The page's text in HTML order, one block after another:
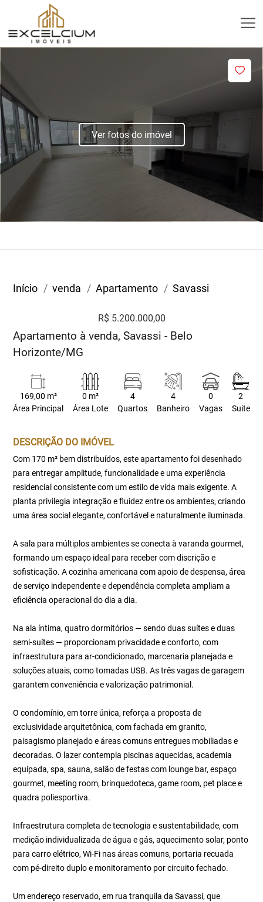
Ver fotos do imóvel
Início venda Apartamento Savassi
R$ 5.200.000,00
Apartamento à venda, Savassi - Belo
Horizonte/MG
169,00 m²
Área Principal
0 m²
Área Lote
4
Quartos
4
Banheiro
0
Vagas
2
Suite
DESCRIÇÃO DO IMÓVEL
Com 170 m² bem distribuídos, este apartamento foi desenhado
para entregar amplitude, funcionalidade e uma experiência
residencial consistente com um estilo de vida mais exigente. A
planta privilegia integração e fluidez entre os ambientes, criando
uma área social elegante, confortável e naturalmente iluminada.
A sala para múltiplos ambientes se conecta à varanda gourmet,
formando um espaço ideal para receber com discrição e
sofisticação. A cozinha americana com apoio de despensa, área
de serviço independente e dependência completa ampliam a
eficiência operacional do dia a dia.
Na ala íntima, quatro dormitórios — sendo duas suítes e duas
semi-suítes — proporcionam privacidade e conforto, com
infraestrutura para ar-condicionado, marcenaria planejada e
soluções atuais, como tomadas USB. As três vagas de garagem
garantem conveniência e valorização patrimonial.
O condomínio, em torre única, reforça a proposta de
exclusividade arquitetônica, com fachada em granito,
paisagismo planejado e áreas comuns entregues mobiliadas e
decoradas. O lazer contempla piscinas aquecidas, academia
equipada, spa, sauna, salão de festas com lounge bar, espaço
gourmet, meeting room, brinquedoteca, game room, pet place e
quadra poliesportiva.
Infraestrutura completa de tecnologia e sustentabilidade, com
medição individualizada de água e gás, aquecimento solar, ponto
para carro elétrico, Wi-Fi nas áreas comuns, portaria recuada
com pé-direito duplo e monitoramento por circuito fechado.
Um endereço reservado, em rua tranquila da Savassi, que